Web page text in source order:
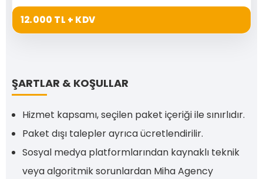
12.000 TL + KDV
ŞARTLAR & KOŞULLAR
Hizmet kapsamı, seçilen paket içeriği ile sınırlıdır.
Paket dışı talepler ayrıca ücretlendirilir.
Sosyal medya platformlarından kaynaklı teknik
veya algoritmik sorunlardan Miha Agency